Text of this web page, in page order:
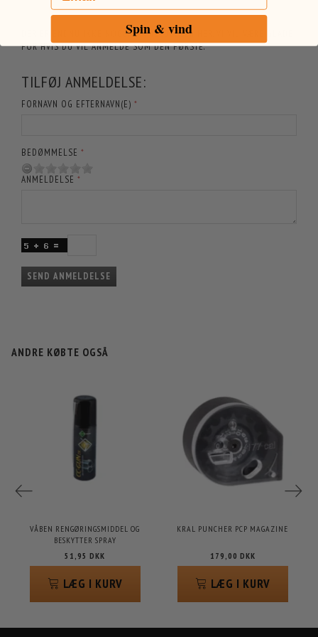
DER ER ENDNU IKKE NOGEN ANMELDELSER HER. VI VIL VÆRE GLADE
FOR HVIS DU VIL ANMELDE SOM DEN FØRSTE.
TILFØJ ANMELDELSE:
FORNAVN OG EFTERNAVN(E)
BEDØMMELSE
ANMELDELSE
SEND ANMELDELSE
ANDRE KØBTE OGSÅ
VÅBEN RENGØRINGSMIDDEL OG
BESKYTTER SPRAY
51,95 DKK
LÆG I KURV
KRAL PUNCHER PCP MAGAZINE
179,00 DKK
LÆG I KURV
Spin & vind